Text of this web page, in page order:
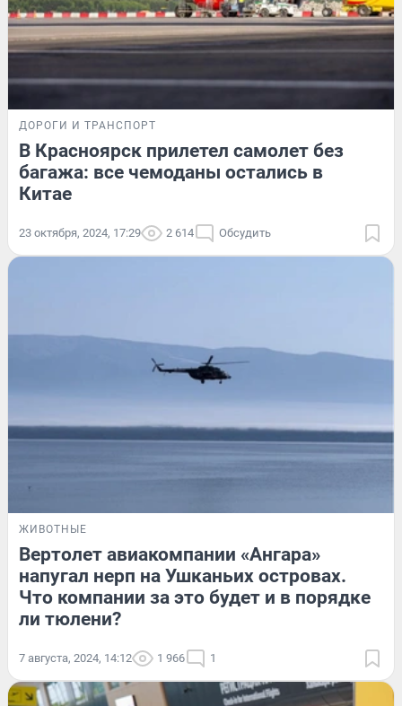
ДОРОГИ И ТРАНСПОРТ
В Красноярск прилетел самолет без
багажа: все чемоданы остались в
Китае
23 октября, 2024, 17:29 2 614 Обсудить
ЖИВОТНЫЕ
Вертолет авиакомпании «Ангара»
напугал нерп на Ушканьих островах.
Что компании за это будет и в порядке
ли тюлени?
7 августа, 2024, 14:12 1 966 1